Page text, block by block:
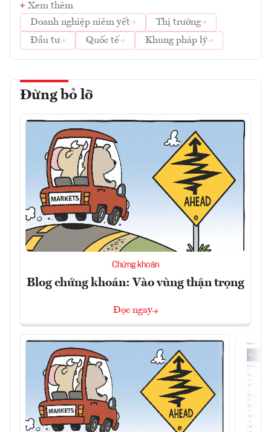
Xem thêm
Doanh nghiệp niêm yết
Thị trường
Đầu tư
Quốc tế Khung pháp lý
Đừng bỏ lỡ
Chứng khoán
Blog chứng khoán: Vào vùng thận trọng
Đọc ngay